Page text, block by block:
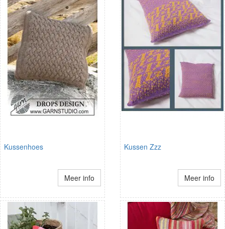
Kussenhoes
Meer info
Kussen Zzz
Meer info